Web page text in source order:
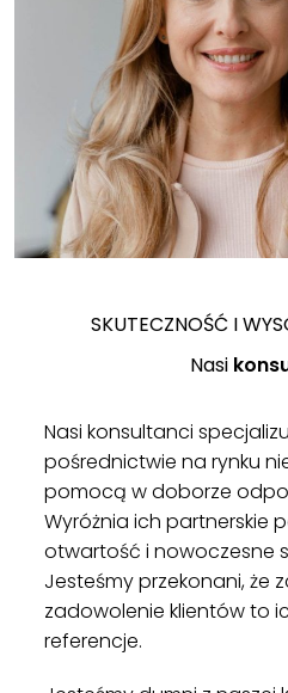
SKUTECZNOŚĆ I
Nasi
Nasi konsultanci
pośrednictwie na rynku
pomocą w doborze
Wyróżnia ich partnerskie
otwartość i nowoczesne
Jesteśmy przekonani, że
zadowolenie klientów to
referencje.